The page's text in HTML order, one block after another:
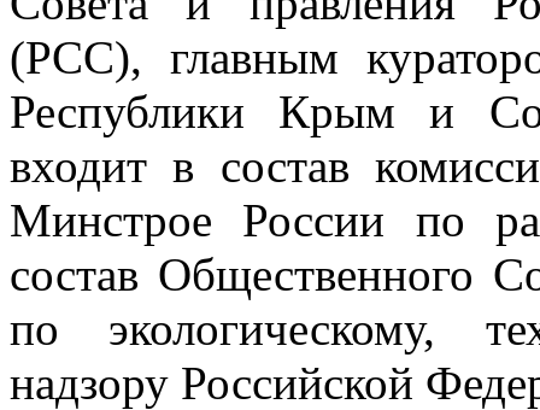
(РСС), главным
Республики Крым и
входит в состав
Минстрое России по
состав Общественного
по экологическому,
надзору Российской